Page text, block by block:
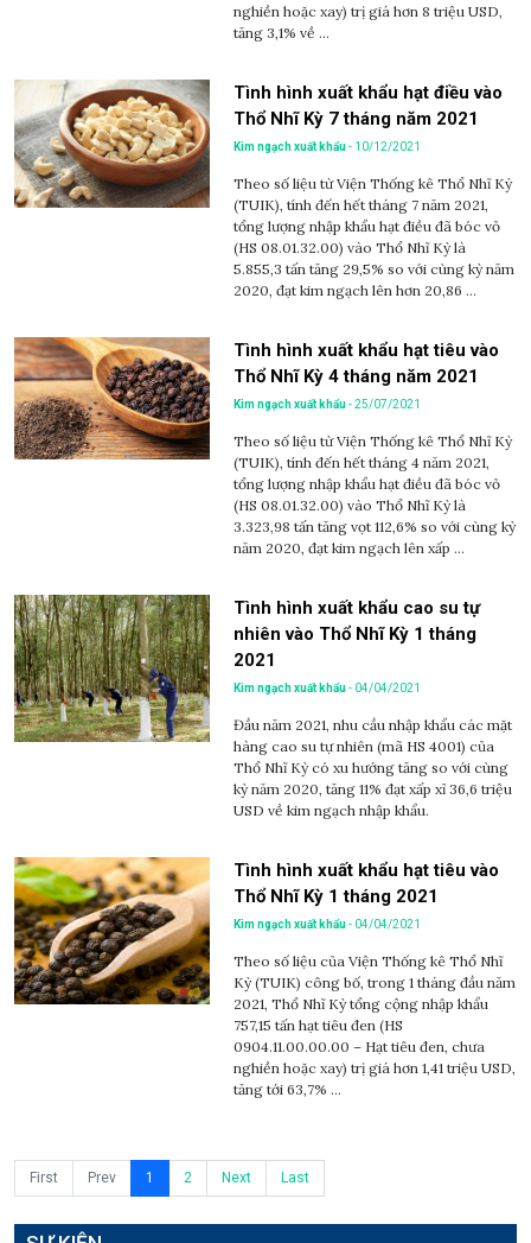
nghiền hoặc xay) trị giá hơn 8 triệu USD,
tăng 3,1% về ...
Tình hình xuất khẩu hạt điều vào
Thổ Nhĩ Kỳ 7 tháng năm 2021
Kim ngạch xuất khẩu- 10/12/2021
Theo số liệu từ Viện Thống kê Thổ Nhĩ Kỳ
(TUIK), tính đến hết tháng 7 năm 2021,
tổng lượng nhập khẩu hạt điều đã bóc vỏ
(HS 08.01.32.00) vào Thổ Nhĩ Kỳ là
5.855,3 tấn tăng 29,5% so với cùng kỳ năm
2020, đạt kim ngạch lên hơn 20,86 ...
Tình hình xuất khẩu hạt tiêu vào
Thổ Nhĩ Kỳ 4 tháng năm 2021
Kim ngạch xuất khẩu- 25/07/2021
Theo số liệu từ Viện Thống kê Thổ Nhĩ Kỳ
(TUIK), tính đến hết tháng 4 năm 2021,
tổng lượng nhập khẩu hạt điều đã bóc vỏ
(HS 08.01.32.00) vào Thổ Nhĩ Kỳ là
3.323,98 tấn tăng vọt 112,6% so với cùng kỳ
năm 2020, đạt kim ngạch lên xấp ...
Tình hình xuất khẩu cao su tự
nhiên vào Thổ Nhĩ Kỳ 1 tháng
2021
Kim ngạch xuất khẩu- 04/04/2021
Đầu năm 2021, nhu cầu nhập khẩu các mặt
hàng cao su tự nhiên (mã HS 4001) của
Thổ Nhĩ Kỳ có xu hướng tăng so với cùng
kỳ năm 2020, tăng 11% đạt xấp xỉ 36,6 triệu
USD về kim ngạch nhập khẩu.
Tình hình xuất khẩu hạt tiêu vào
Thổ Nhĩ Kỳ 1 tháng 2021
Kim ngạch xuất khẩu- 04/04/2021
Theo số liệu của Viện Thống kê Thổ Nhĩ
Kỳ (TUIK) công bố, trong 1 tháng đầu năm
2021, Thổ Nhĩ Kỳ tổng cộng nhập khẩu
757,15 tấn hạt tiêu đen (HS
0904.11.00.00.00 – Hạt tiêu đen, chưa
nghiền hoặc xay) trị giá hơn 1,41 triệu USD,
tăng tới 63,7% ...
First Prev 1 2 Next Last